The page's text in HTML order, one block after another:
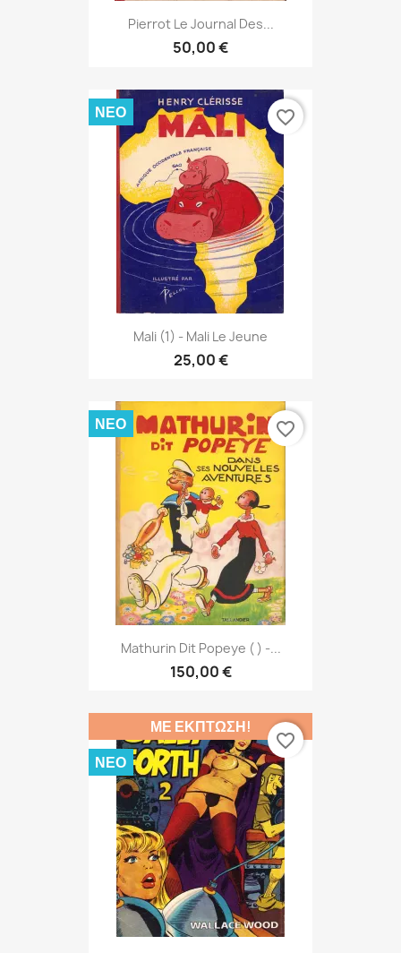
Pierrot Le Journal Des...
50,00 €
Mali (1) - Mali Le Jeune
25,00 €
ΝΈΟ favorite_border
Mathurin Dit Popeye ( ) -...
150,00 €
ΝΈΟ favorite_border
ΜΕ ΈΚΠΤΩΣΗ!
ΝΈΟ
favorite_border